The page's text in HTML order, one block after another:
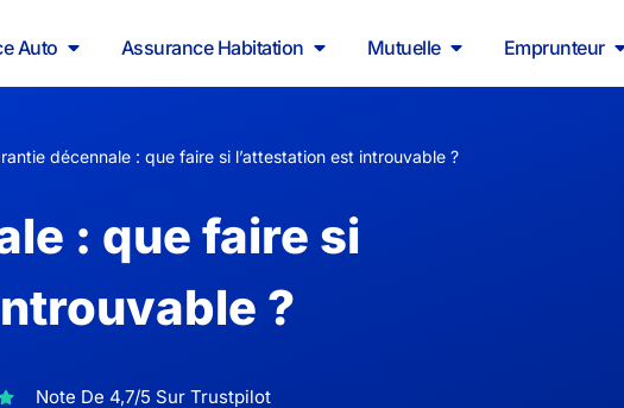
Auto Assurance Habitation Mutuelle Emprunteur
décennale : que faire si l’attestation est introuvable ?
: que faire si
?
Note De 4,7/5 Sur Trustpilot